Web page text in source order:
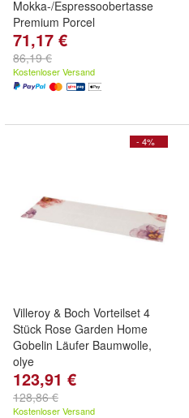
Mokka-/Espressoobertasse
Premium Porcel
71,17 €
86,19 €
Kostenloser Versand
- 4%
Villeroy & Boch Vorteilset 4
Stück Rose Garden Home
Gobelin Läufer Baumwolle,
olye
123,91 €
128,86 €
Kostenloser Versand